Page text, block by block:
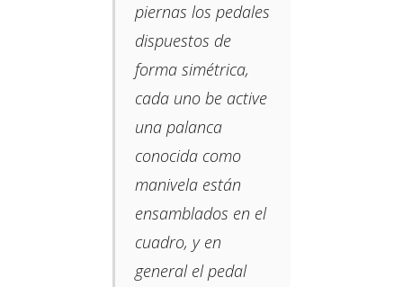
piernas los pedales
dispuestos de
forma simétrica,
cada uno be active
una palanca
conocida como
manivela están
ensamblados en el
cuadro, y en
general el pedal